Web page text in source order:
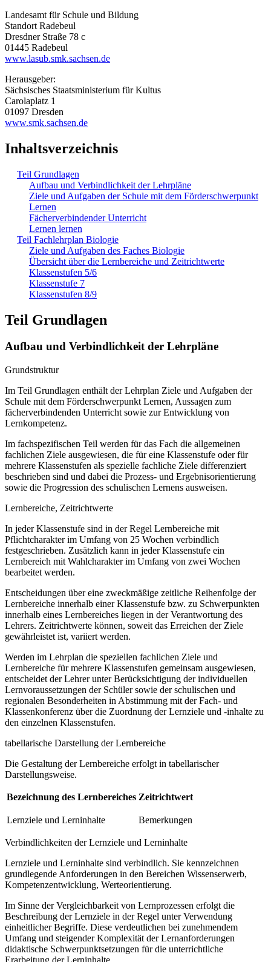
Landesamt für Schule und Bildung
Standort Radebeul
Dresdner Straße 78 c
01445 Radebeul
www.lasub.smk.sachsen.de
Herausgeber:
Sächsisches Staatsministerium für Kultus
Carolaplatz 1
01097 Dresden
www.smk.sachsen.de
Inhaltsverzeichnis
Teil Grundlagen
Aufbau und Verbindlichkeit der Lehrpläne
Ziele und Aufgaben der Schule mit dem Förderschwerpunkt
Lernen
Fächerverbindender Unterricht
Lernen lernen
Teil Fachlehrplan Biologie
Ziele und Aufgaben des Faches Biologie
Übersicht über die Lernbereiche und Zeitrichtwerte
Klassenstufen 5/6
Klassenstufe 7
Klassenstufen 8/9
Teil Grundlagen
Aufbau und Verbindlichkeit der Lehrpläne
Grundstruktur
Im Teil Grundlagen enthält der Lehrplan Ziele und Aufgaben der
Schule mit dem Förderschwerpunkt Lernen, Aussagen zum
fächerverbindenden Unterricht sowie zur Entwicklung von
Lernkompetenz.
Im fachspezifischen Teil werden für das Fach die allgemeinen
fachlichen Ziele ausgewiesen, die für eine Klassenstufe oder für
mehrere Klassenstufen als spezielle fachliche Ziele differenziert
beschrieben sind und dabei die Prozess- und Ergebnisorientierung
sowie die Progression des schulischen Lernens ausweisen.
Lernbereiche, Zeitrichtwerte
In jeder Klassenstufe sind in der Regel Lernbereiche mit
Pflichtcharakter im Umfang von 25 Wochen verbindlich
festgeschrieben. Zusätzlich kann in jeder Klassenstufe ein
Lernbereich mit Wahlcharakter im Umfang von zwei Wochen
bearbeitet werden.
Entscheidungen über eine zweckmäßige zeitliche Reihenfolge der
Lernbereiche innerhalb einer Klassenstufe bzw. zu Schwerpunkten
innerhalb eines Lernbereiches liegen in der Verantwortung des
Lehrers. Zeitrichtwerte können, soweit das Erreichen der Ziele
gewährleistet ist, variiert werden.
Werden im Lehrplan die speziellen fachlichen Ziele und
Lernbereiche für mehrere Klassenstufen gemeinsam ausgewiesen,
entscheidet der Lehrer unter Berücksichtigung der individuellen
Lernvoraussetzungen der Schüler sowie der schulischen und
regionalen Besonderheiten in Abstimmung mit der Fach- und
Klassenkonferenz über die Zuordnung der Lernziele und -inhalte zu
den einzelnen Klassenstufen.
tabellarische Darstellung der Lernbereiche
Die Gestaltung der Lernbereiche erfolgt in tabellarischer
Darstellungsweise.
Bezeichnung des Lernbereiches Zeitrichtwert
Lernziele und Lerninhalte Bemerkungen
Verbindlichkeiten der Lernziele und Lerninhalte
Lernziele und Lerninhalte sind verbindlich. Sie kennzeichnen
grundlegende Anforderungen in den Bereichen Wissenserwerb,
Kompetenzentwicklung, Werteorientierung.
Im Sinne der Vergleichbarkeit von Lernprozessen erfolgt die
Beschreibung der Lernziele in der Regel unter Verwendung
einheitlicher Begriffe. Diese verdeutlichen bei zunehmendem
Umfang und steigender Komplexität der Lernanforderungen
didaktische Schwerpunktsetzungen für die unterrichtliche